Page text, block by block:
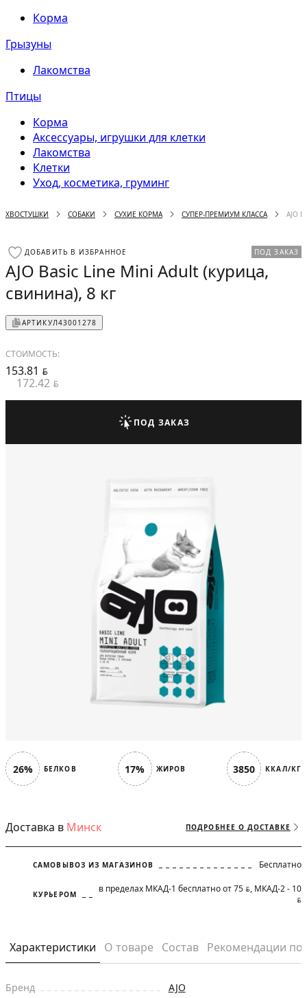
Корма
Грызуны
Лакомства
Птицы
Корма
Аксессуары, игрушки для клетки
Лакомства
Клетки
Уход, косметика, груминг
ХВОСТУШКИ СОБАКИ СУХИЕ КОРМА СУПЕР-ПРЕМИУМ КЛАССА AJO
26% БЕЛКОВ 17% ЖИРОВ 3850 ККАЛ/КГ
Доставка в Минск ПОДРОБНЕЕ О ДОСТАВКЕ
САМОВЫВОЗ ИЗ МАГАЗИНОВ Бесплатно
КУРЬЕРОМ в пределах МКАД-1 бесплатно от 75 BYN, МКАД-2 - 10
BYN
Характеристики О товаре Состав Рекомендации
Бренд AJO
ДОБАВИТЬ В ИЗБРАННОЕ ПОД ЗАКАЗ
AJO Basic Line Mini Adult (курица,
свинина), 8 кг
АРТИКУЛ43001278
СТОИМОСТЬ:
153.81 BYN
172.42 BYN
ПОД ЗАКАЗ